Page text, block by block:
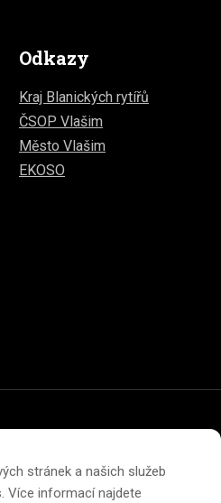
stránek a našich služeb
Více informací najdete
Odkazy
Kraj Blanických rytířů
ČSOP Vlašim
Město Vlašim
EKOSO
Prohlášení o ochraně soukromí